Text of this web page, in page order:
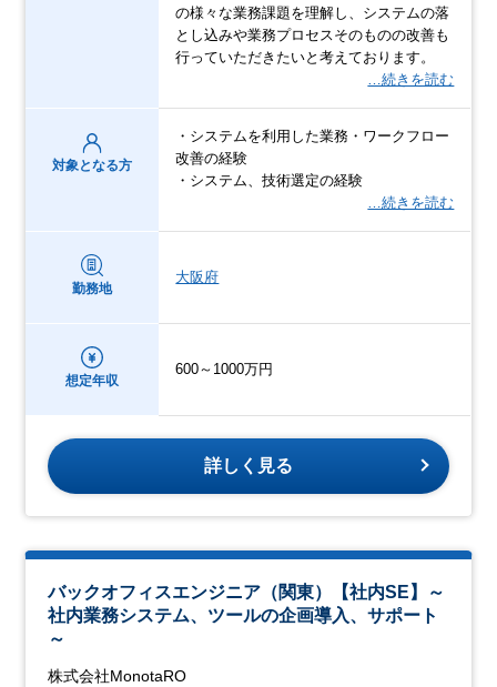
の様々な業務課題を理解し、システムの落
とし込みや業務プロセスそのものの改善も
行っていただきたいと考えております。
…続きを読む
対象となる方
・システムを利用した業務・ワークフロー
改善の経験
・システム、技術選定の経験
…続きを読む
勤務地
大阪府
想定年収
600～1000万円
詳しく見る
バックオフィスエンジニア（関東）【社内SE】～
社内業務システム、ツールの企画導入、サポート
～
株式会社MonotaRO